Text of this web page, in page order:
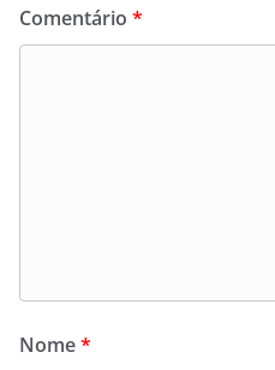
Comentário *
Nome*